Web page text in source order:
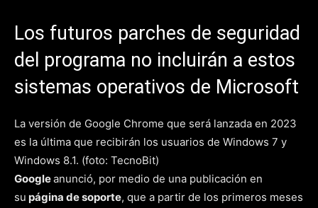
Los futuros parches de seguridad
del programa no incluirán a estos
sistemas operativos de Microsoft
La versión de Google Chrome que será lanzada en 2023
es la última que recibirán los usuarios de Windows 7 y
Windows 8.1. (foto: TecnoBit)
Googleanunció, por medio de una publicación en
su página de soporte, que a partir de los primeros meses